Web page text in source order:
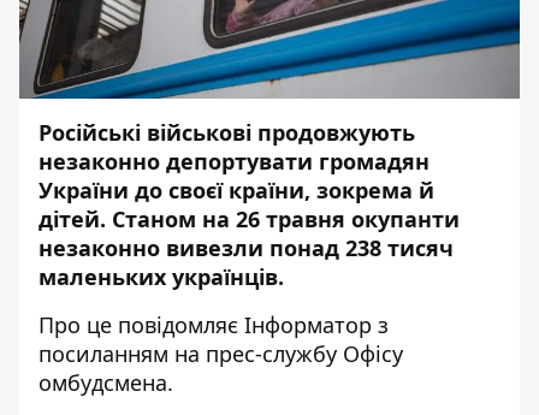
Російські військові продовжують
незаконно депортувати громадян
України до своєї країни, зокрема й
дітей. Станом на 26 травня окупанти
незаконно вивезли понад 238 тисяч
маленьких українців.
Про це повідомляє Інформатор з
посиланням на прес-службу Офісу
омбудсмена.